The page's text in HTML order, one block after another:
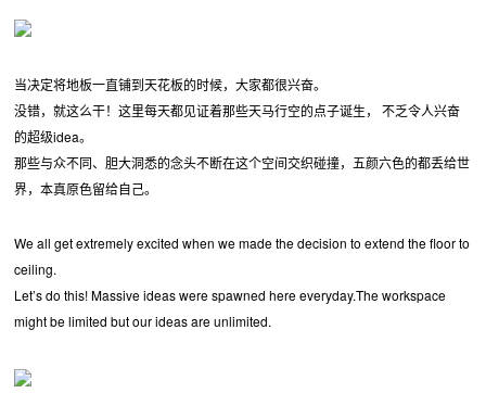
当决定将地板一直铺到天花板的时候，大家都很兴奋。
没错，就这么干！这里每天都见证着那些天马行空的点子诞生， 不乏令人兴奋
的超级idea。
那些与众不同、胆大洞悉的念头不断在这个空间交织碰撞，五颜六色的都丢给世
界，本真原色留给自己。
We all get extremely excited when we made the decision to extend the floor to
ceiling.
Let’s do this! Massive ideas were spawned here everyday.The workspace
might be limited but our ideas are unlimited.